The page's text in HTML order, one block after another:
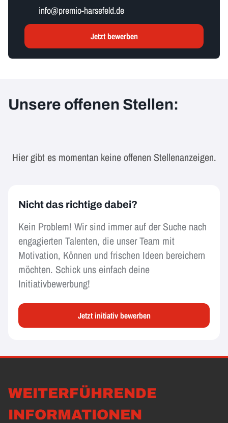
i​n​f​o​@premio-harsefeld.de
Jetzt bewerben
Unsere offenen Stellen:
Hier gibt es momentan keine offenen Stellenanzeigen.
Nicht das richtige dabei?
Kein Problem! Wir sind immer auf der Suche nach
engagierten Talenten, die unser Team mit
Motivation, Können und frischen Ideen bereichern
möchten. Schick uns einfach deine
Initiativbewerbung!
Jetzt initiativ bewerben
WEITERFÜHRENDE
INFORMATIONEN